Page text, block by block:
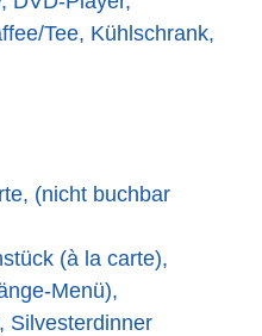
Tee, Kühlschrank,
(nicht buchbar
(à la carte),
Menü),
Silvesterdinner